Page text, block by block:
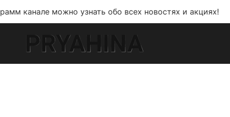
узнать обо всех новостях и акциях!